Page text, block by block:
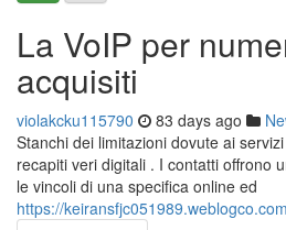
La VoIP per
acquisiti
violakcku115790 83 days ago
Stanchi dei limitazioni dovute ai
recapiti veri digitali . I contatti offrono
le vincoli di una specifica online ed
https://